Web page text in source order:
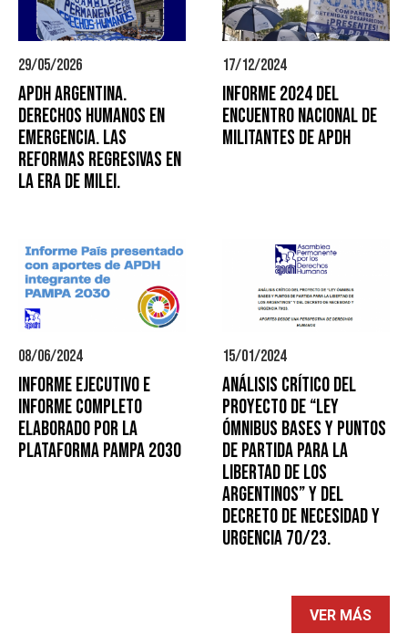
29/05/2026
APDH ARGENTINA.
DERECHOS HUMANOS EN
EMERGENCIA. LAS
REFORMAS REGRESIVAS EN
LA ERA DE MILEI.
17/12/2024
Informe 2024 del
Encuentro Nacional de
Militantes de APDH
08/06/2024
Informe Ejecutivo e
Informe Completo
elaborado por la
Plataforma PAMPA 2030
15/01/2024
ANÁLISIS CRÍTICO DEL
PROYECTO DE “LEY
ÓMNIBUS BASES Y PUNTOS
DE PARTIDA PARA LA
LIBERTAD DE LOS
ARGENTINOS” Y DEL
DECRETO DE NECESIDAD Y
URGENCIA 70/23.
VER MÁS